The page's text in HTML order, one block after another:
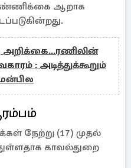
எண்ணிக்கை ஆறாக
அறிக்கை...ரணிலின்
: அடித்துக்கூறும்
நேற்று (17) முதல்
காவல்துறை